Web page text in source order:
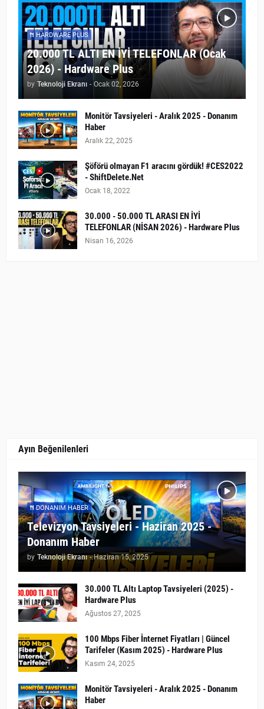
HARDWARE PLUS
20.000 TL ALTI EN İYİ TELEFONLAR (Ocak
2026) - Hardware Plus
by Teknoloji Ekranı - Ocak 02, 2026
Monitör Tavsiyeleri - Aralık 2025 - Donanım
Haber
Aralık 22, 2025
Şöförü olmayan F1 aracını gördük! #CES2022
- ShiftDelete.Net
Ocak 18, 2022
30.000 - 50.000 TL ARASI EN İYİ
TELEFONLAR (NİSAN 2026) - Hardware Plus
Nisan 16, 2026
Ayın Beğenilenleri
DONANIM HABER
Televizyon Tavsiyeleri - Haziran 2025 -
Donanım Haber
by Teknoloji Ekranı - Haziran 15, 2025
30.000 TL Altı Laptop Tavsiyeleri (2025) -
Hardware Plus
Ağustos 27, 2025
100 Mbps Fiber İnternet Fiyatları | Güncel
Tarifeler (Kasım 2025) - Hardware Plus
Kasım 24, 2025
Monitör Tavsiyeleri - Aralık 2025 - Donanım
Haber